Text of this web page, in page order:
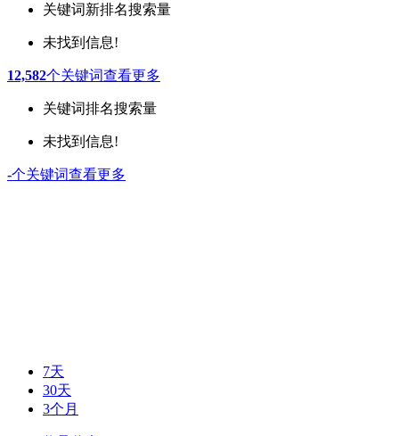
关键词新排名搜索量
未找到信息!
12,582个关键词查看更多
关键词排名搜索量
未找到信息!
-个关键词查看更多
7天
30天
3个月